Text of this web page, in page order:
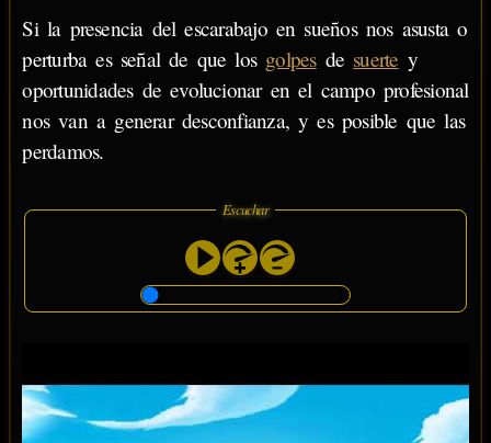
Si la presencia del escarabajo en sueños nos asusta o
perturba es señal de que los golpesde suerte y
oportunidades de evolucionar en el campo profesional
nos van a generar desconfianza, y es posible que las
perdamos.
Escuchar